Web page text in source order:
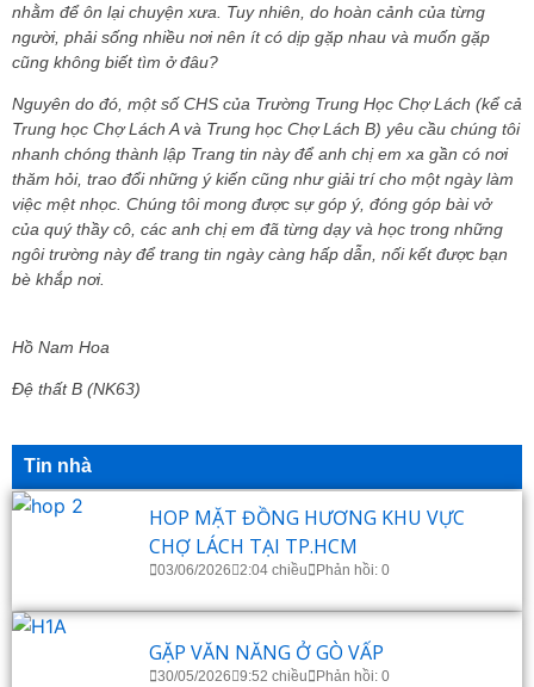
nhằm để ôn lại chuyện xưa. Tuy nhiên, do hoàn cảnh của từng
người, phải sống nhiều nơi nên ít có dịp gặp nhau và muốn gặp
cũng không biết tìm ở đâu?
Nguyên do đó, một số CHS của Trường Trung Học Chợ Lách (kể cả
Trung học Chợ Lách A và Trung học Chợ Lách B) yêu cầu chúng tôi
nhanh chóng thành lập Trang tin này để anh chị em xa gần có nơi
thăm hỏi, trao đổi những ý kiến cũng như giải trí cho một ngày làm
việc mệt nhọc. Chúng tôi mong được sự góp ý, đóng góp bài vở
của quý thầy cô, các anh chị em đã từng dạy và học trong những
ngôi trường này để trang tin ngày càng hấp dẫn, nối kết được bạn
bè khắp nơi.
Hồ Nam Hoa
Đệ thất B (NK63)
Tin nhà
HOP MẶT ĐỒNG HƯƠNG KHU VỰC
CHỢ LÁCH TẠI TP.HCM
03/06/2026 2:04 chiều Phản hồi: 0
GẶP VĂN NĂNG Ở GÒ VẤP
30/05/2026 9:52 chiều Phản hồi: 0